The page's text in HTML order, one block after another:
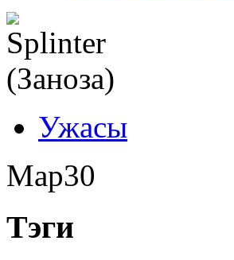
Ужасы
Мар30
Тэги